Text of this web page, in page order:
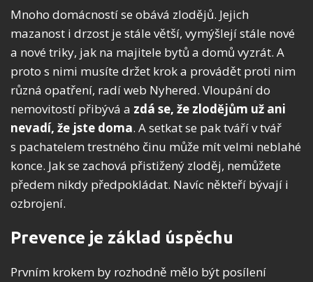
Mnoho domácností se obává zlodějů. Jejich
mazanost i drzost je stále větší, vymýšlejí stále nové
a nové triky, jak na majitele bytů a domů vyzrát. A
proto s nimi musíte držet krok a provádět proti nim
různá opatření, radí web Nyhered. Vloupání do
nemovitostí přibývá a zdá se, že zlodějům už ani
nevadí, že jste doma. A setkat se pak tváří v tvář
s pachatelem trestného činu může mít velmi neblahé
konce. Jak se zachová přistižený zloděj, nemůžete
předem nikdy předpokládat. Navíc někteří bývají i
ozbrojení.
Prevence je základ úspěchu
Prvním krokem by rozhodně mělo být posílení